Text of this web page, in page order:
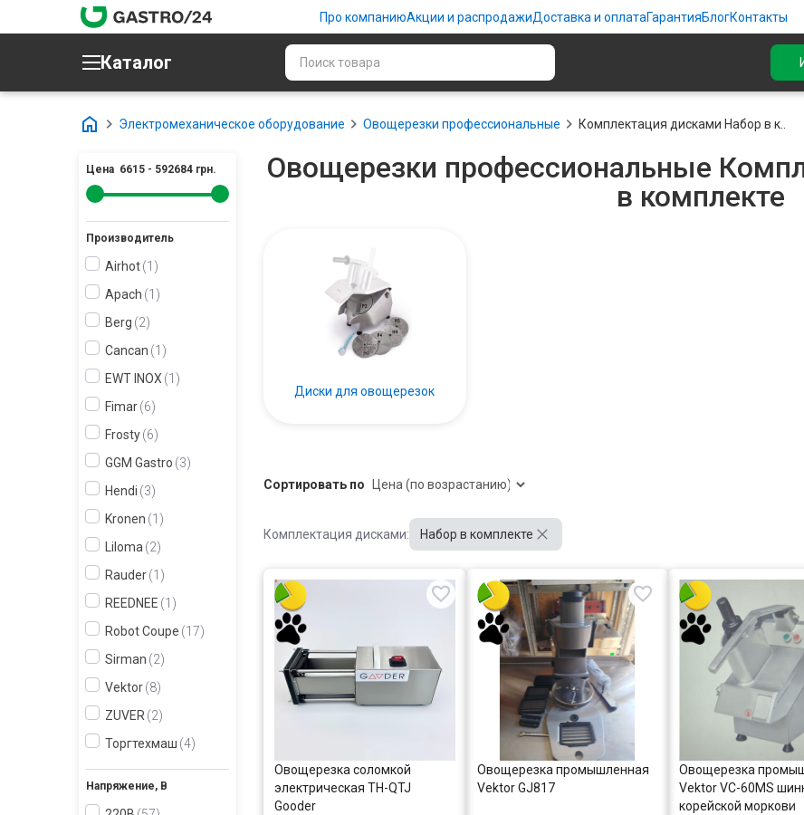
Про компаниюАкции и распродажиДоставка и оплатаГарантияБлогКонтакты
Каталог
Электромеханическое оборудование Овощерезки профессиональные Комплектация дисками Набор в к..
Цена 6615 - 592684 грн.
Производитель
Airhot 1
Apach 1
Berg 2
Cancan 1
EWT INOX 1
Fimar 6
Frosty 6
GGM Gastro 3
Hendi 3
Kronen 1
Liloma 2
Rauder 1
REEDNEE 1
Robot Coupe 17
Sirman 2
Vektor 8
ZUVER 2
Торгтехмаш 4
Напряжение, В
Овощерезки профессиональные
в комплекте
Диски для овощерезок
Сортировать по
Комплектация дисками: Набор в комплекте
Овощерезка соломкой
электрическая TH-QTJ
Gooder
Овощерезка промышленная
Vektor GJ817
Овощерезка
Vektor VC-60MS
корейской моркови